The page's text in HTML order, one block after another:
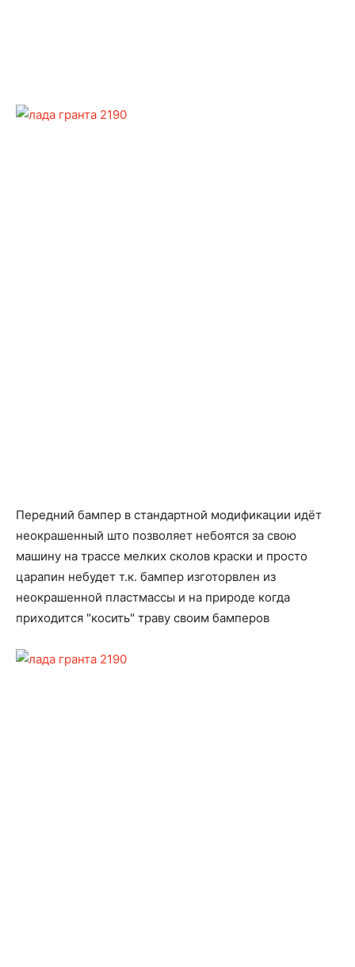
Передний бампер в стандартной модификации идёт
неокрашенный што позволяет небоятся за свою
машину на трассе мелких сколов краски и просто
царапин небудет т.к. бампер изготорвлен из
неокрашенной пластмассы и на природе когда
приходится "косить" траву своим бамперов